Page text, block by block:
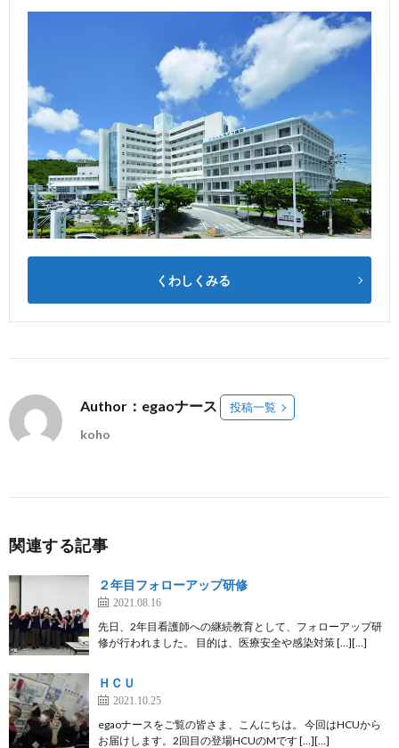
くわしくみる
Author：egaoナース 投稿一覧
koho
関連する記事
２年目フォローアップ研修
2021.08.16
先日、2年目看護師への継続教育として、フォローアップ研
修が行われました。 目的は、医療安全や感染対策 […][…]
ＨＣＵ
2021.10.25
egaoナースをご覧の皆さま、こんにちは。 今回はHCUから
お届けします。2回目の登場HCUのMです […][…]